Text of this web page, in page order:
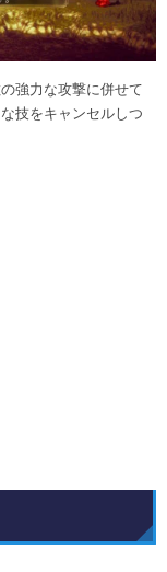
強力な攻撃に併せて
技をキャンセルしつ